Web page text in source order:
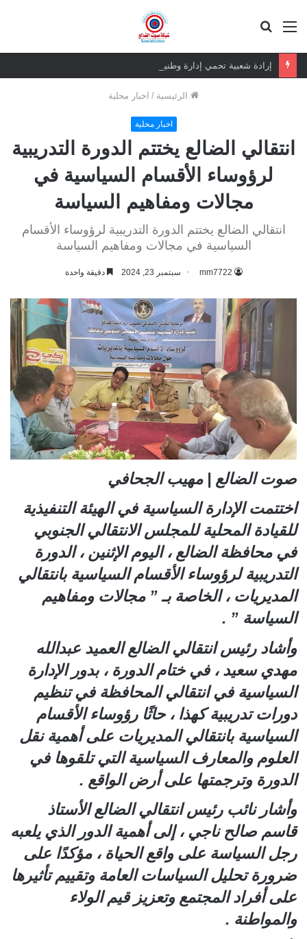
القائمة
الرئيسية / اخبار محلية
اخبار محلية
انتقالي الضالع يختتم الدورة التدريبية
لرؤوساء الأقسام السياسية في
مجالات ومفاهيم السياسة
انتقالي الضالع يختتم الدورة التدريبية لرؤوساء الأقسام
السياسية في مجالات ومفاهيم السياسة
mm7722 سبتمبر 23, 2024 دقيقة واحدة
صوت الضالع | مهيب الجحافي
اختتمت الإدارة السياسية في الهيئة التنفيذية
للقيادة المحلية للمجلس الانتقالي الجنوبي
في محافظة الضالع ، اليوم الإثنين ، الدورة
التدريبية لرؤوساء الأقسام السياسية بانتقالي
المديريات ، الخاصة بـ ” مجالات ومفاهيم
السياسة ” .
وأشاد رئيس انتقالي الضالع العميد عبدالله
مهدي سعيد ، في ختام الدورة ، بدور الإدارة
السياسية في انتقالي المحافظة في تنظيم
دورات تدريبية كهذا ، حاثًا رؤوساء الأقسام
السياسية بانتقالي المديريات على أهمية نقل
العلوم والمعارف السياسية التي تلقوها في
الدورة وترجمتها على أرض الواقع .
وأشار نائب رئيس انتقالي الضالع الأستاذ
قاسم صالح ناجي ، إلى أهمية الدور الذي يلعبه
رجل السياسة على واقع الحياة ، مؤكدًا على
ضرورة تحليل السياسات العامة وتقييم تأثيرها
على أفراد المجتمع وتعزيز قيم الولاء
والمواطنة .